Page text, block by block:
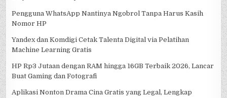
Pengguna WhatsApp Nantinya Ngobrol Tanpa Harus Kasih
Nomor HP
Yandex dan Komdigi Cetak Talenta Digital via Pelatihan
Machine Learning Gratis
HP Rp3 Jutaan dengan RAM hingga 16GB Terbaik 2026, Lancar
Buat Gaming dan Fotografi
Aplikasi Nonton Drama Cina Gratis yang Legal, Lengkap